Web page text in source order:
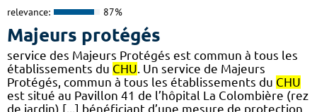
relevance: 87%
Majeurs protégés
service des Majeurs Protégés est commun à tous les
établissements du CHU. Un service de Majeurs
Protégés, commun à tous les établissements du CHU
est situé au Pavillon 41 de l’hôpital La Colombière (rez
de jardin) [...] bénéficiant d’une mesure de protection